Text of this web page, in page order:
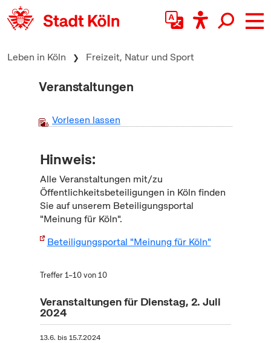
zum Inhalt springen
Leben in Köln Freizeit, Natur und Sport
Veranstaltungen
Vorlesen lassen
Hinweis:
Alle Veranstaltungen mit/zu
Öffentlichkeitsbeteiligungen in Köln finden
Sie auf unserem Beteiligungsportal
"Meinung für Köln".
Beteiligungsportal "Meinung für Köln"
Treffer 1–10 von 10
Veranstaltungen für Dienstag, 2. Juli
2024
13.6. bis15.7.2024